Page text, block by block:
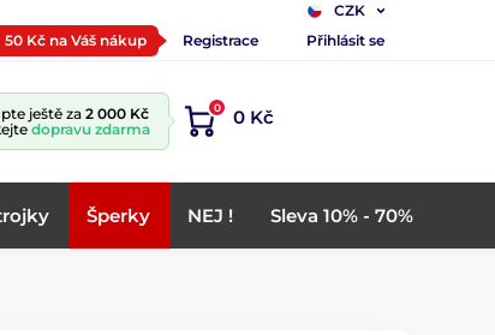
CZK
50 Kč na Váš nákup Registrace Přihlásit se
ještě za 2 000 Kč
dopravu zdarma
0 0 Kč
Šperky NEJ ! Sleva 10% - 70%